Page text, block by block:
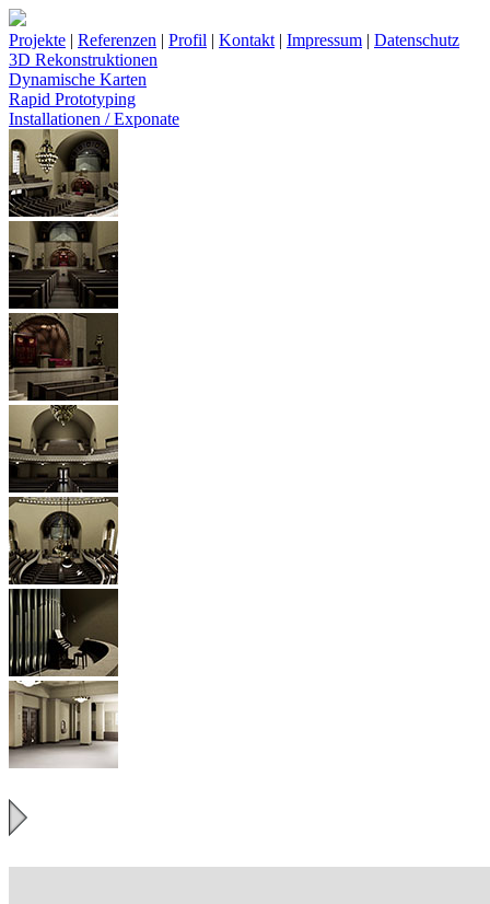
Projekte | Referenzen | Profil | Kontakt | Impressum | Datenschutz
3D Rekonstruktionen
Dynamische Karten
Rapid Prototyping
Installationen / Exponate